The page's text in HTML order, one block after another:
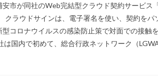
市が同社のWeb完結型クラウド契約サービス
クラウドサインは、電子署名を使い、契約をパ
コロナウイルスの感染防止策で対面での接触を
国内で初めて、総合行政ネットワーク（